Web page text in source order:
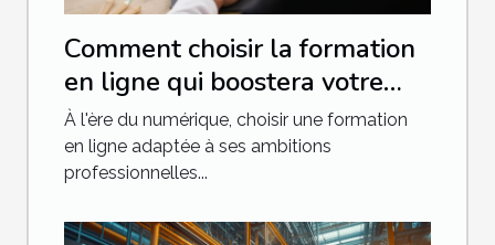
Comment choisir la formation
en ligne qui boostera votre
carrière
À l'ère du numérique, choisir une formation
en ligne adaptée à ses ambitions
professionnelles...